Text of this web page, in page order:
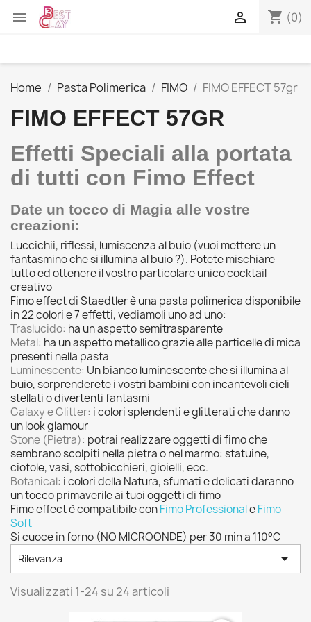
 shopping_cart (0)

Home Pasta Polimerica FIMO FIMO EFFECT 57gr
FIMO EFFECT 57GR
Effetti Speciali alla portata
di tutti con Fimo Effect
Date un tocco di Magia alle vostre
creazioni:
Luccichii, riflessi, lumiscenza al buio (vuoi mettere un
fantasmino che si illumina al buio ?). Potete mischiare
tutto ed ottenere il vostro particolare unico cocktail
creativo
Fimo effect di Staedtler è una pasta polimerica disponibile
in 22 colori e 7 effetti, vediamoli uno ad uno:
Traslucido: ha un aspetto semitrasparente
Metal: ha un aspetto metallico grazie alle particelle di mica
presenti nella pasta
Luminescente: Un bianco luminescente che si illumina al
buio, sorprenderete i vostri bambini con incantevoli cieli
stellati o divertenti fantasmi
Galaxy e Glitter: i colori splendenti e glitterati che danno
un look glamour
Stone (Pietra): potrai realizzare oggetti di fimo che
sembrano scolpiti nella pietra o nel marmo: statuine,
ciotole, vasi, sottobicchieri, gioielli, ecc.
Botanical: i colori della Natura, sfumati e delicati daranno
un tocco primaverile ai tuoi oggetti di fimo
Fime effect è compatibile conFimo ProfessionaleFimo
Soft
Si cuoce in forno (NO MICROONDE) per 30 min a 110°C
Rilevanza 
Visualizzati 1-24 su 24 articoli